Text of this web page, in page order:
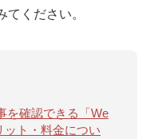
ください。
を確認できる「We
ット・料金につい